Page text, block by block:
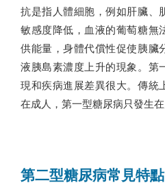
抗是指人體細胞，例如肝臟、
敏感度降低，血液的葡萄糖無
供能量，身體代償性促使胰臟
液胰島素濃度上升的現象。第
現和疾病進展差異很大。傳統
在成人，第一型糖尿病只發生在
第二型糖尿病常見特點